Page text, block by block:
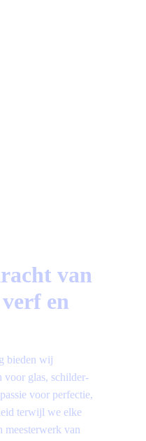
van
en
bieden wij
voor glas, schilder-
voor perfectie,
terwijl we elke
meesterwerk van